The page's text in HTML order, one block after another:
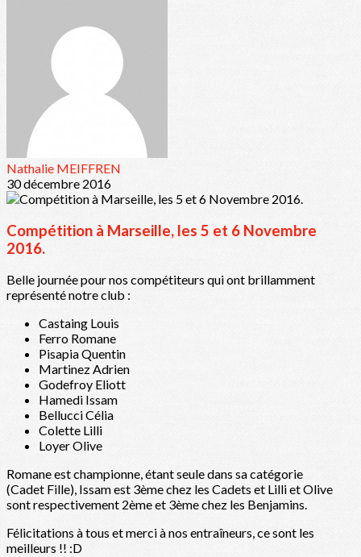
Nathalie MEIFFREN
30 décembre 2016
Compétition à Marseille, les 5 et 6 Novembre
2016.
Belle journée pour nos compétiteurs qui ont brillamment
représenté notre club :
Castaing Louis
Ferro Romane
Pisapia Quentin
Martinez Adrien
Godefroy Eliott
Hamedi Issam
Bellucci Célia
Colette Lilli
Loyer Olive
Romane est championne, étant seule dans sa catégorie
(Cadet Fille), Issam est 3ème chez les Cadets et Lilli et Olive
sont respectivement 2ème et 3ème chez les Benjamins.
Félicitations à tous et merci à nos entraîneurs, ce sont les
meilleurs !! :D